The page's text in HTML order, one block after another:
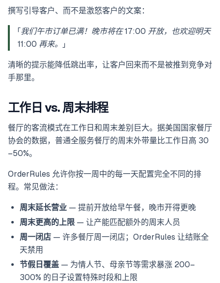
撰写引导客户、而不是激怒客户的文案：
「我们午市订单已满！晚市将在 17:00 开放，也欢迎明天
11:00 再来。」
清晰的提示能降低跳出率，让客户回来而不是被推到竞争对
手那里。
工作日 vs. 周末排程
餐厅的客流模式在工作日和周末差别巨大。据美国国家餐厅
协会的数据，普通全服务餐厅的周末外带量比工作日高 30
–50%。
OrderRules 允许你按一周中的每一天配置完全不同的排
程。常见做法：
周末延长营业 — 提前开放给早午餐，晚市开得更晚
周末更高的上限 — 让产能匹配额外的周末人员
周一闭店 — 许多餐厅周一闭店；OrderRules 让结账全
天禁用
节假日覆盖 — 为情人节、母亲节等需求暴涨 200–
300% 的日子设置特殊时段和上限